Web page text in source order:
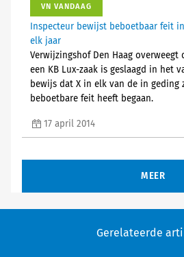
VN VANDAAG
Inspecteur bewijst beboetbaar feit
elk jaar
Verwijzingshof Den Haag
een KB Lux-zaak is geslaagd in het
bewijs dat X in elk van de in geding
beboetbare feit heeft begaan.
17 april 2014
MEER
Gerelateerde